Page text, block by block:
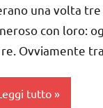
una volta
con loro:
re. Ovviamente
tutto